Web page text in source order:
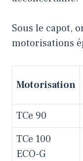
Sous le capot,
motorisations
Motorisation
TCe 90
TCe 100
ECO-G